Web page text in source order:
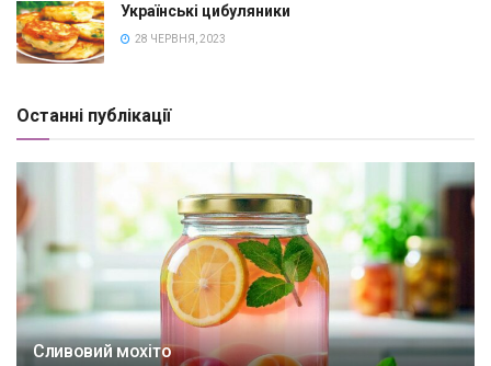
Українські цибуляники
28 ЧЕРВНЯ, 2023
Останні публікації
Сливовий мохіто